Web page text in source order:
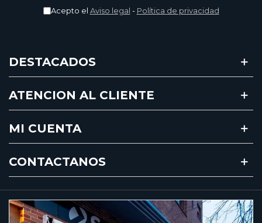
Acepto el Aviso legal - Política de privacidad
DESTACADOS
ATENCION AL CLIENTE
MI CUENTA
CONTACTANOS